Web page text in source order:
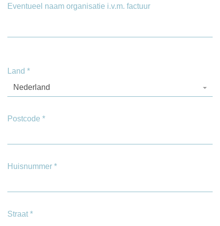
Eventueel naam organisatie i.v.m. factuur
Land *
Nederland
Postcode *
Huisnummer *
Straat *